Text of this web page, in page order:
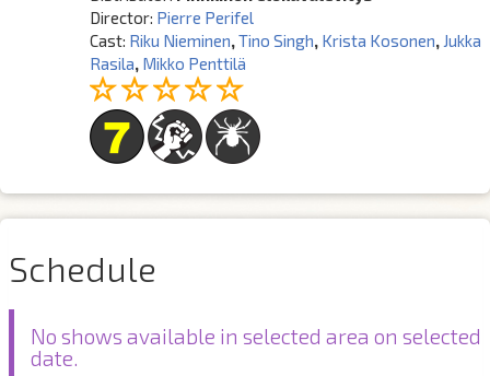
Director: Pierre Perifel
Cast: Riku Nieminen,Tino Singh, Krista Kosonen, Jukka
Rasila, Mikko Penttilä
Schedule
No shows available in selected area on selected
date.